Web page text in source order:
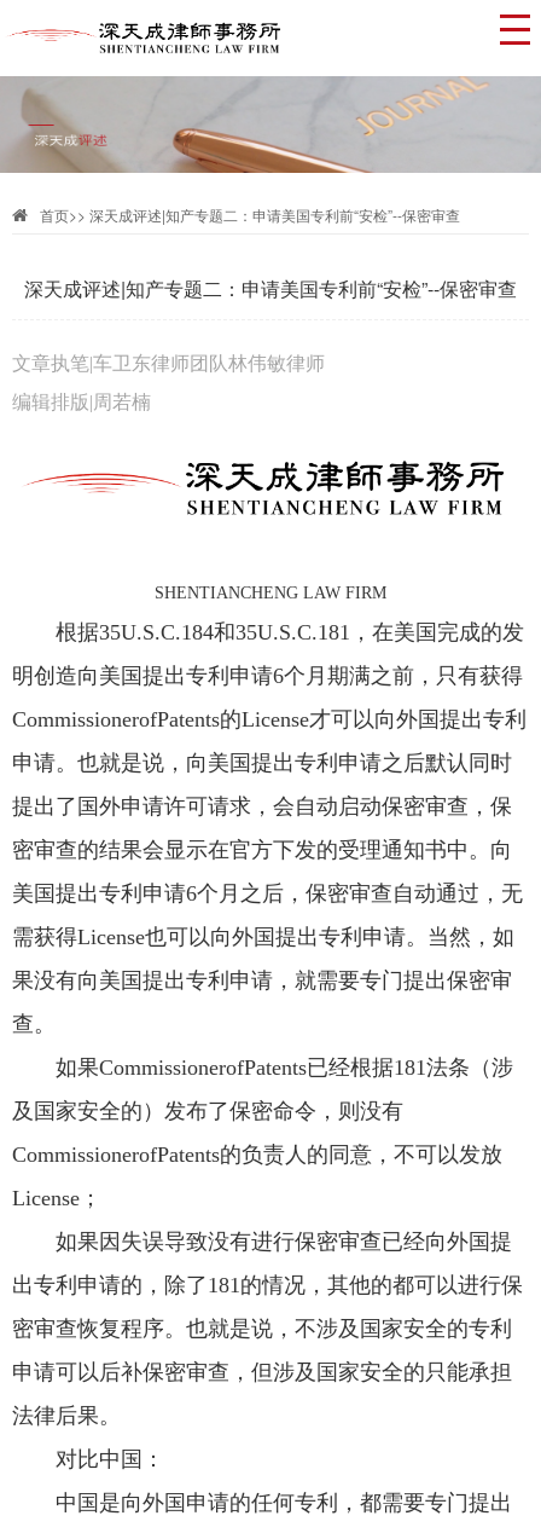
首页>> 深天成评述|知产专题二：申请美国专利前“安检”--保密审查
深天成评述|知产专题二：申请美国专利前“安检”--保密审查
文章执笔|车卫东律师团队林伟敏律师
编辑排版|周若楠
SHENTIANCHENG LAW FIRM
根据35U.S.C.184和35U.S.C.181，在美国完成的发
明创造向美国提出专利申请6个月期满之前，只有获得
CommissionerofPatents的License才可以向外国提出专利
申请。也就是说，向美国提出专利申请之后默认同时
提出了国外申请许可请求，会自动启动保密审查，保
密审查的结果会显示在官方下发的受理通知书中。向
美国提出专利申请6个月之后，保密审查自动通过，无
需获得License也可以向外国提出专利申请。当然，如
果没有向美国提出专利申请，就需要专门提出保密审
查。
如果CommissionerofPatents已经根据181法条（涉
及国家安全的）发布了保密命令，则没有
CommissionerofPatents的负责人的同意，不可以发放
License；
如果因失误导致没有进行保密审查已经向外国提
出专利申请的，除了181的情况，其他的都可以进行保
密审查恢复程序。也就是说，不涉及国家安全的专利
申请可以后补保密审查，但涉及国家安全的只能承担
法律后果。
对比中国：
中国是向外国申请的任何专利，都需要专门提出